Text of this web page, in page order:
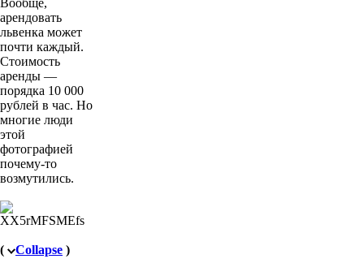
Вообще,
арендовать
львенка может
почти каждый.
Стоимость
аренды —
порядка 10 000
рублей в час. Но
многие люди
этой
фотографией
почему-то
возмутились.
( Collapse )